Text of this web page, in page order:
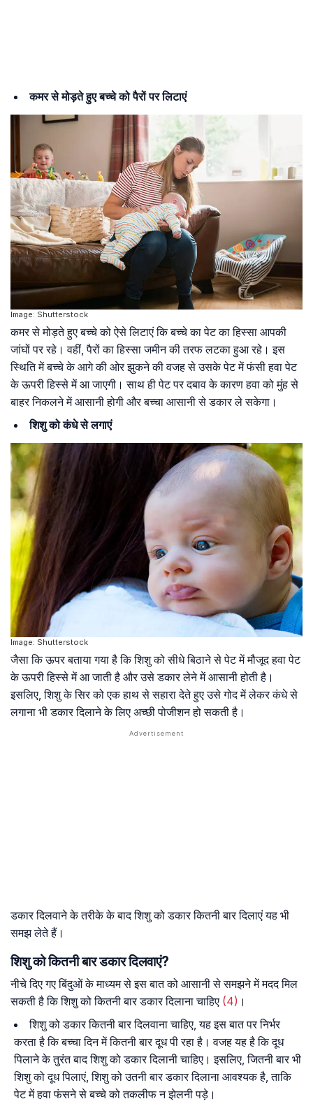
कमर से मोड़ते हुए बच्चे को पैरों पर लिटाएं
Image: Shutterstock
कमर से मोड़ते हुए बच्चे को ऐसे लिटाएं कि बच्चे का पेट का हिस्सा आपकी
जांघों पर रहे। वहीं, पैरों का हिस्सा जमीन की तरफ लटका हुआ रहे। इस
स्थिति में बच्चे के आगे की ओर झुकने की वजह से उसके पेट में फंसी हवा पेट
के ऊपरी हिस्से में आ जाएगी। साथ ही पेट पर दबाव के कारण हवा को मुंह से
बाहर निकलने में आसानी होगी और बच्चा आसानी से डकार ले सकेगा।
शिशु को कंधे से लगाएं
Image: Shutterstock
जैसा कि ऊपर बताया गया है कि शिशु को सीधे बिठाने से पेट में मौजूद हवा पेट
के ऊपरी हिस्से में आ जाती है और उसे डकार लेने में आसानी होती है।
इसलिए, शिशु के सिर को एक हाथ से सहारा देते हुए उसे गोद में लेकर कंधे से
लगाना भी डकार दिलाने के लिए अच्छी पोजीशन हो सकती है।
डकार दिलवाने के तरीके के बाद शिशु को डकार कितनी बार दिलाएं यह भी
समझ लेते हैं।
शिशु को कितनी बार डकार दिलवाएं?
नीचे दिए गए बिंदुओं के माध्यम से इस बात को आसानी से समझने में मदद मिल
सकती है कि शिशु को कितनी बार डकार दिलाना चाहिए (4) ।
शिशु को डकार कितनी बार दिलवाना चाहिए, यह इस बात पर निर्भर
करता है कि बच्चा दिन में कितनी बार दूध पी रहा है। वजह यह है कि दूध
पिलाने के तुरंत बाद शिशु को डकार दिलानी चाहिए। इसलिए, जितनी बार भी
शिशु को दूध पिलाएं, शिशु को उतनी बार डकार दिलाना आवश्यक है, ताकि
पेट में हवा फंसने से बच्चे को तकलीफ न झेलनी पड़े।